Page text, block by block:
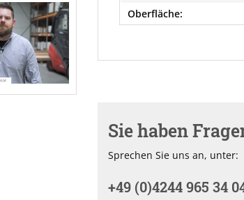
Oberfläche:
Sie haben
Sprechen Sie uns an, unter:
+49 (0)4244 965 34